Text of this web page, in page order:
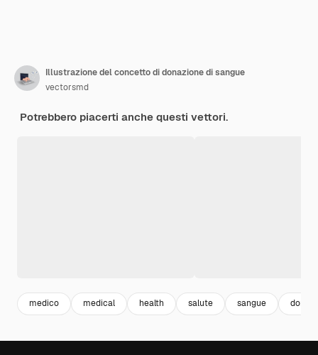
Illustrazione del concetto di donazione di sangue
vectorsmd
Potrebbero piacerti anche questi vettori.
medico medical health salute sangue